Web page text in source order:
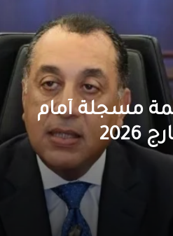
مسجلة أمام
يستفسر عن
ويؤكد تضامن
وشعباً